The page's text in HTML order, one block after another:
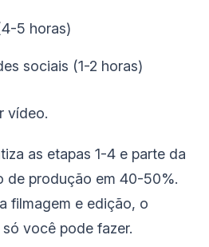
5 horas)
sociais (1-2 horas)
vídeo.
as etapas 1-4 e parte da
de produção em 40-50%.
filmagem e edição, o
você pode fazer.